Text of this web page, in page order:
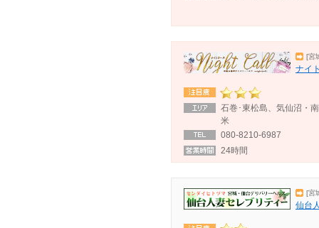
[宮
ナイ
石巻･東松島、気仙沼・
米
080-8210-6987
24時間
[宮
仙台